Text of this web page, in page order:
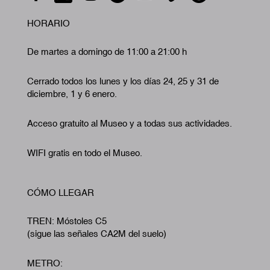
HORARIO
De martes a domingo de 11:00 a 21:00 h
Cerrado todos los lunes y los días 24, 25 y 31 de
diciembre, 1 y 6 enero.
Acceso gratuito al Museo y a todas sus actividades.
WIFI gratis en todo el Museo.
CÓMO LLEGAR
TREN: Móstoles C5
(sigue las señales CA2M del suelo)
METRO: